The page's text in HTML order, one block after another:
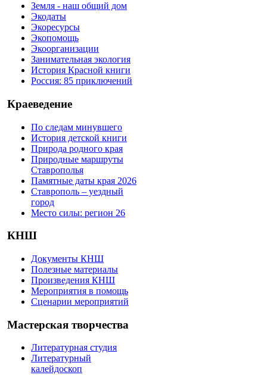
Земля - наш общий дом
Экодаты
Экоресурсы
Экопомощь
Экоорганизации
Занимательная экология
История Красной книги
Россия: 85 приключений
Краеведение
По следам минувшего
История детской книги
Природа родного края
Природные маршруты
Ставрополья
Памятные даты края 2026
Ставрополь – уездный
город
Место силы: регион 26
КНШ
Документы КНШ
Полезные материалы
Произведения КНШ
Мероприятия в помощь
Сценарии мероприятий
Мастерская творчества
Литературная студия
Литературный
калейдоскоп